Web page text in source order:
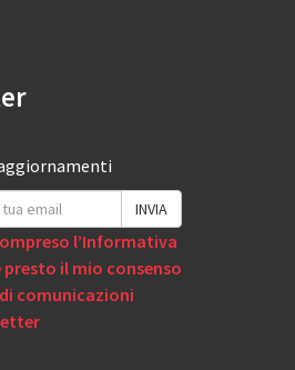
l’Informativa
presto il mio consenso
comunicazioni